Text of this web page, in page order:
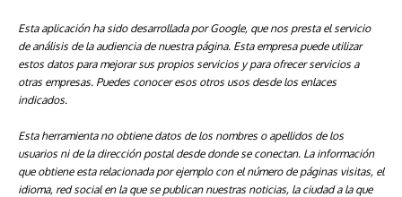
Esta aplicación ha sido desarrollada por Google, que nos presta el servicio
de análisis de la audiencia de nuestra página. Esta empresa puede utilizar
estos datos para mejorar sus propios servicios y para ofrecer servicios a
otras empresas. Puedes conocer esos otros usos desde los enlaces
indicados.
Esta herramienta no obtiene datos de los nombres o apellidos de los
usuarios ni de la dirección postal desde donde se conectan. La información
que obtiene esta relacionada por ejemplo con el número de páginas visitas, el
idioma, red social en la que se publican nuestras noticias, la ciudad a la que